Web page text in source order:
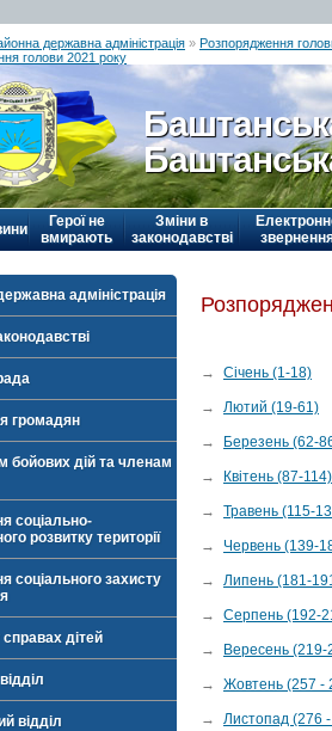
державна адміністрація » Розпорядження
голови 2021 року
Герої не
вмирають
Зміни в
законодавстві
адміністрація
громадян
бойових дій та членам
соціально-
розвитку території
соціального захисту
дітей
відділ
→ Січень (1-18)
→ Лютий (19-61)
→ Березень (62-
→ Квітень (87-114)
→ Травень (115-
→ Червень (139-
→ Липень (181-
→ Серпень (192-
→ Вересень (219-
→ Жовтень (257 -
→ Листопад (276